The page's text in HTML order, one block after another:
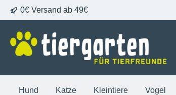
Zur Hauptnavigation springen
0€ Versand ab 49€
Hund Katze Kleintiere Vogel